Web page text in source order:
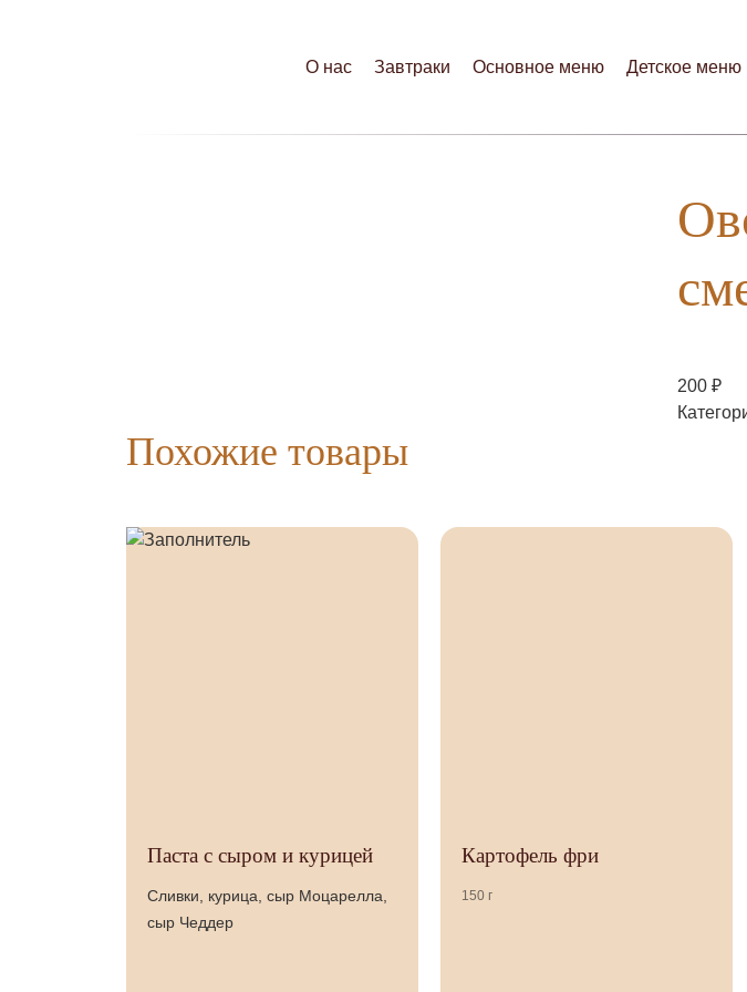
О нас Завтраки Основное меню Детское меню
200 ₽
Похожие товары
Паста с сыром и курицей
Сливки, курица, сыр Моцарелла,
сыр Чеддер
Картофель фри
150 г